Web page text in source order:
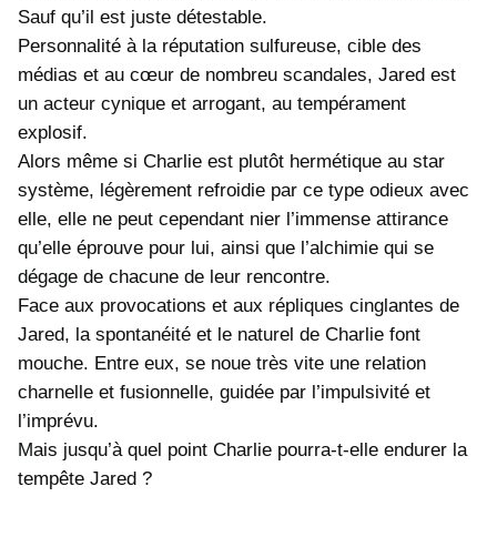
Sauf qu’il est juste détestable.
Personnalité à la réputation sulfureuse, cible des
médias et au cœur de nombreu scandales, Jared est
un acteur cynique et arrogant, au tempérament
explosif.
Alors même si Charlie est plutôt hermétique au star
système, légèrement refroidie par ce type odieux avec
elle, elle ne peut cependant nier l’immense attirance
qu’elle éprouve pour lui, ainsi que l’alchimie qui se
dégage de chacune de leur rencontre.
Face aux provocations et aux répliques cinglantes de
Jared, la spontanéité et le naturel de Charlie font
mouche. Entre eux, se noue très vite une relation
charnelle et fusionnelle, guidée par l’impulsivité et
l’imprévu.
Mais jusqu’à quel point Charlie pourra-t-elle endurer la
tempête Jared ?